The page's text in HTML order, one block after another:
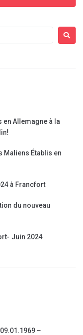
en Allemagne à la
Maliens Établis en
à Francfort
du nouveau
Juin 2024
–